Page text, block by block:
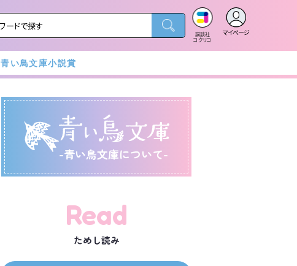
講談社
コクリコ
マイページ
青い鳥文庫小説賞
-青い鳥文庫について-
Read
ためし読み